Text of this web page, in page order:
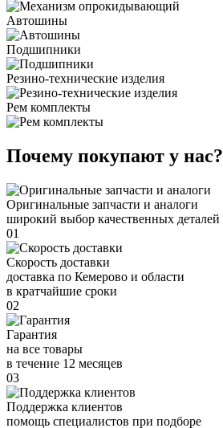
Автошины
Подшипники
Резино-технические изделия
Рем комплекты
Почему покупают у нас?
Оригинальные запчасти и аналоги
широкий выбор качественных деталей
01
Скорость доставки
доставка по Кемерово и области
в кратчайшие сроки
02
Гарантия
на все товары
в течение 12 месяцев
03
Поддержка клиентов
помощь специалистов при подборе